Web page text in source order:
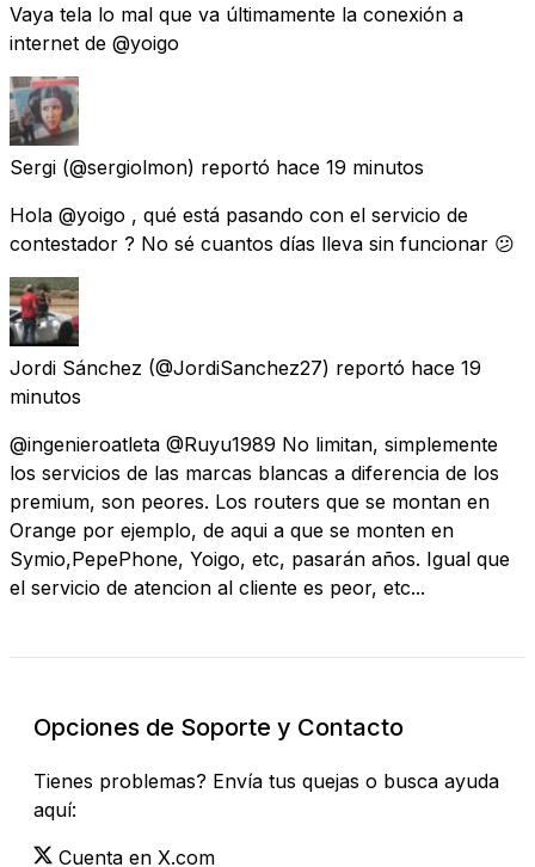
Vaya tela lo mal que va últimamente la conexión a
internet de @yoigo
Sergi (@sergiolmon) reportó hace 19 minutos
Hola @yoigo , qué está pasando con el servicio de
contestador ? No sé cuantos días lleva sin funcionar 😕
Jordi Sánchez (@JordiSanchez27) reportó hace 19
minutos
@ingenieroatleta @Ruyu1989 No limitan, simplemente
los servicios de las marcas blancas a diferencia de los
premium, son peores. Los routers que se montan en
Orange por ejemplo, de aqui a que se monten en
Symio,PepePhone, Yoigo, etc, pasarán años. Igual que
el servicio de atencion al cliente es peor, etc...
Opciones de Soporte y Contacto
Tienes problemas? Envía tus quejas o busca ayuda
aquí:
Cuenta en X.com